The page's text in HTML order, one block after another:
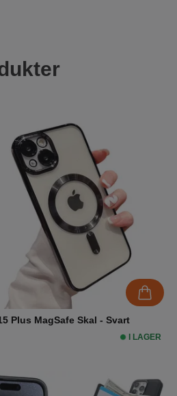
Plus MagSafe Skal - Svart
I LAGER